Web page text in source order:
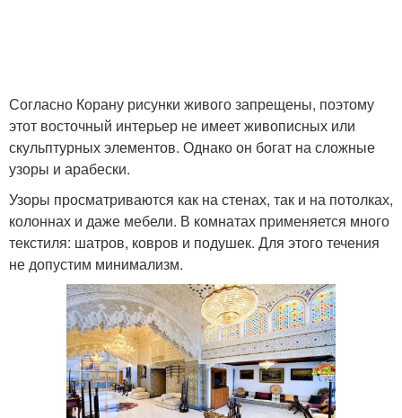
Согласно Корану рисунки живого запрещены, поэтому
этот восточный интерьер не имеет живописных или
скульптурных элементов. Однако он богат на сложные
узоры и арабески.
Узоры просматриваются как на стенах, так и на потолках,
колоннах и даже мебели. В комнатах применяется много
текстиля: шатров, ковров и подушек. Для этого течения
не допустим минимализм.